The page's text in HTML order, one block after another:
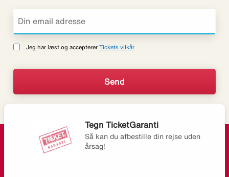
Jeg har læst og accepterer Tickets vilkår
Tegn TicketGaranti
Så kan du afbestille din rejse uden
årsag!